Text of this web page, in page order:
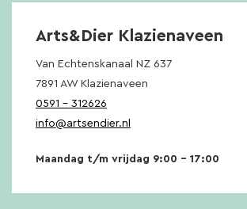
Arts&Dier Klazienaveen
Van Echtenskanaal NZ 637
7891 AW Klazienaveen
0591 – 312626
info@artsendier.nl
Maandag t/m vrijdag 9:00 – 17:00